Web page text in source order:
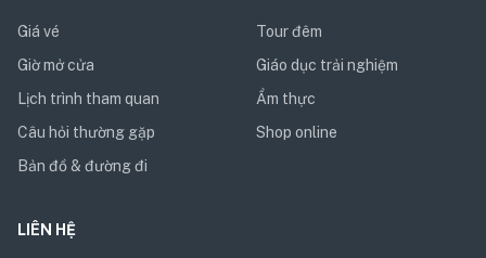
Giá vé
Giờ mở cửa
Lịch trình tham quan
Câu hỏi thường gặp
Bản đồ & đường đi
Tour đêm
Giáo dục trải nghiệm
Ẩm thực
Shop online
LIÊN HỆ